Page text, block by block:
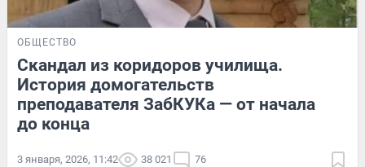
ОБЩЕСТВО
Скандал из коридоров училища.
История домогательств
преподавателя ЗабКУКа — от начала
до конца
3 января, 2026, 11:42 38 021 76